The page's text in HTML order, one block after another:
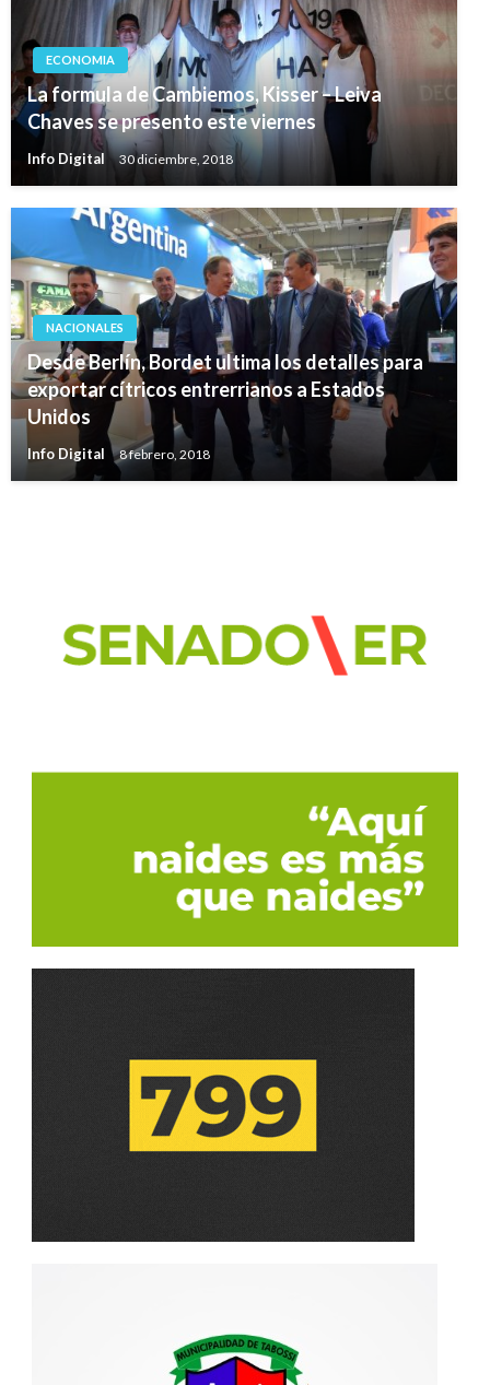
ECONOMIA
La formula de Cambiemos, Kisser – Leiva
Chaves se presento este viernes
Info Digital 30 diciembre, 2018
NACIONALES
Desde Berlín, Bordet ultima los detalles para
exportar cítricos entrerrianos a Estados
Unidos
Info Digital 8 febrero, 2018